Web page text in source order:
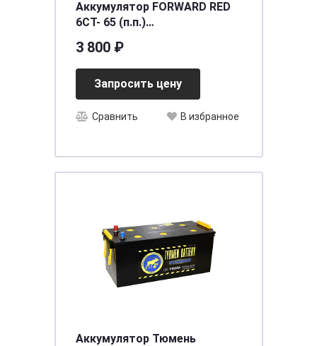
Аккумулятор FORWARD RED
6СТ- 65 (п.п.)
3 800 ₽
Запросить цену
Сравнить В избранное
Аккумулятор Тюмень